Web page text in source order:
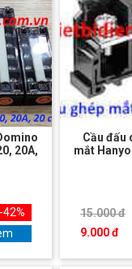
20A,
-42%
Cầu đấu
mắt
15.000 đ
9.000 đ